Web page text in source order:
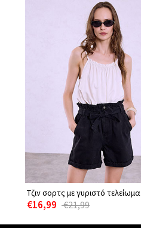
Τζιν σορτς με γυριστό τελείωμα
€16,99 €21,99